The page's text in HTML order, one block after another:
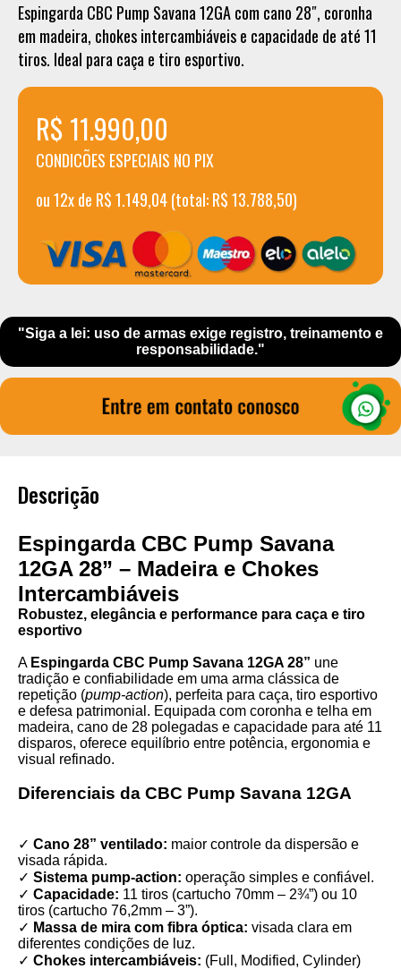
Espingarda CBC Pump Savana 12GA com cano 28″, coronha
em madeira, chokes intercambiáveis e capacidade de até 11
tiros. Ideal para caça e tiro esportivo.
R$ 11.990,00
CONDICÕES ESPECIAIS NO PIX
ou 12x de R$ 1.149,04 (total: R$ 13.788,50)
"Siga a lei: uso de armas exige registro, treinamento e
responsabilidade."
Descrição
Espingarda CBC Pump Savana
12GA 28” – Madeira e Chokes
Intercambiáveis
Robustez, elegância e performance para caça e tiro
esportivo
A Espingarda CBC Pump Savana 12GA 28” une
tradição e confiabilidade em uma arma clássica de
repetição (pump-action), perfeita para caça, tiro esportivo
e defesa patrimonial. Equipada com coronha e telha em
madeira, cano de 28 polegadas e capacidade para até 11
disparos, oferece equilíbrio entre potência, ergonomia e
visual refinado.
Diferenciais da CBC Pump Savana 12GA
✓ Cano 28” ventilado: maior controle da dispersão e
visada rápida.
✓ Sistema pump-action: operação simples e confiável.
✓ Capacidade: 11 tiros (cartucho 70mm – 2¾”) ou 10
tiros (cartucho 76,2mm – 3”).
✓ Massa de mira com fibra óptica: visada clara em
diferentes condições de luz.
✓ Chokes intercambiáveis: (Full, Modified, Cylinder)